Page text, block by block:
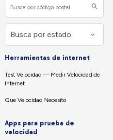
Herramientas de internet
Test Velocidad — Medir Velocidad de
Internet
Que Velocidad Necesito
Apps para prueba de
velocidad